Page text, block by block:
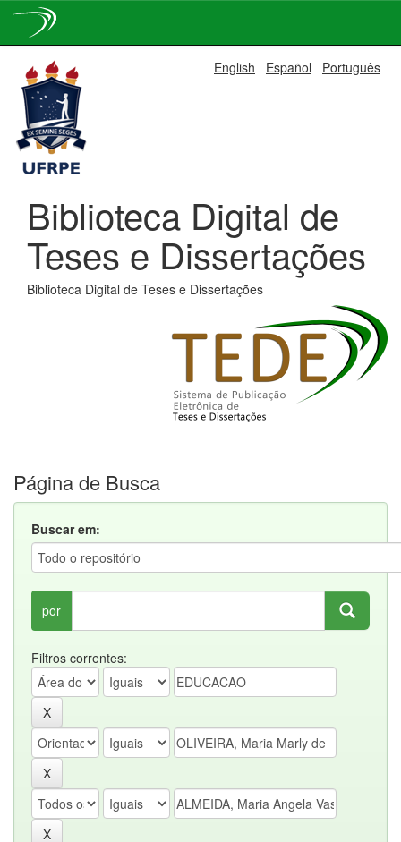
navigation
English Español Português
Biblioteca Digital de
Teses e Dissertações
Biblioteca Digital de Teses e Dissertações
Página de Busca
Buscar em:
por
Filtros correntes: